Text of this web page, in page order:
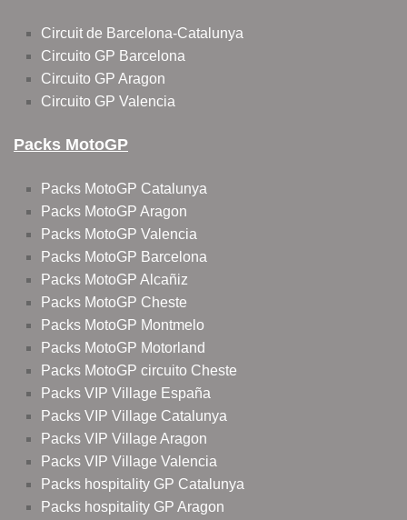
Circuit de Barcelona-Catalunya
Circuito GP Barcelona
Circuito GP Aragon
Circuito GP Valencia
Packs MotoGP
Packs MotoGP Catalunya
Packs MotoGP Aragon
Packs MotoGP Valencia
Packs MotoGP Barcelona
Packs MotoGP Alcañiz
Packs MotoGP Cheste
Packs MotoGP Montmelo
Packs MotoGP Motorland
Packs MotoGP circuito Cheste
Packs VIP Village España
Packs VIP Village Catalunya
Packs VIP Village Aragon
Packs VIP Village Valencia
Packs hospitality GP Catalunya
Packs hospitality GP Aragon